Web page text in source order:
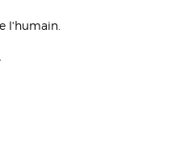
l'humain.